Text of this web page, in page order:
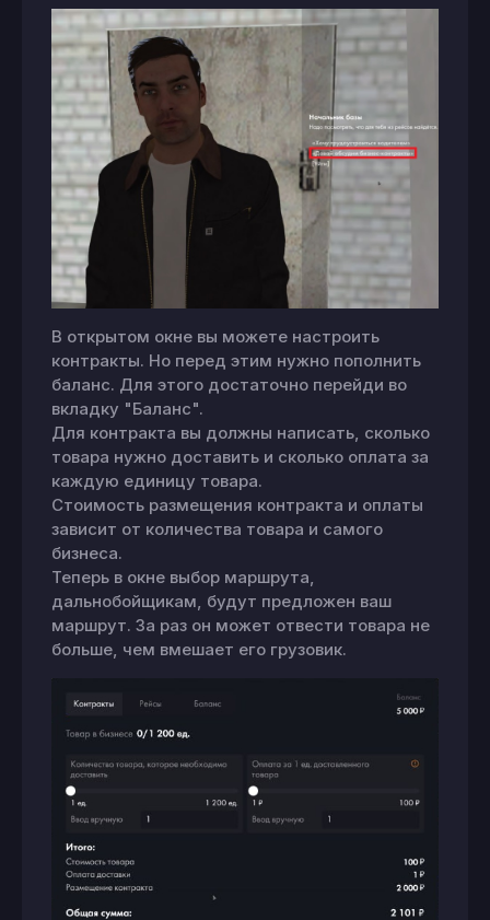
В открытом окне вы можете настроить
контракты. Но перед этим нужно пополнить
баланс. Для этого достаточно перейди во
вкладку "Баланс".
Для контракта вы должны написать, сколько
товара нужно доставить и сколько оплата за
каждую единицу товара.
Стоимость размещения контракта и оплаты
зависит от количества товара и самого
бизнеса.
Теперь в окне выбор маршрута,
дальнобойщикам, будут предложен ваш
маршрут. За раз он может отвести товара не
больше, чем вмешает его грузовик.